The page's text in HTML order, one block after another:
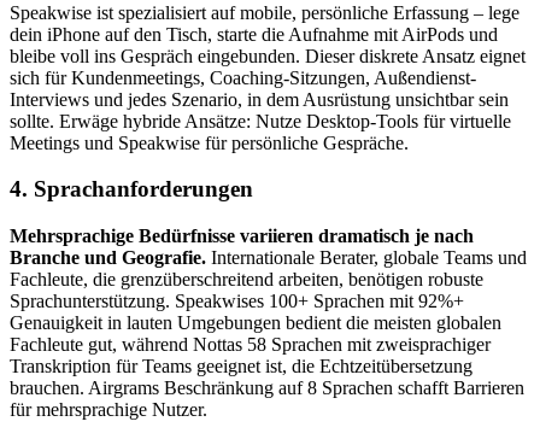
Speakwise ist spezialisiert auf mobile, persönliche Erfassung – lege
dein iPhone auf den Tisch, starte die Aufnahme mit AirPods und
bleibe voll ins Gespräch eingebunden. Dieser diskrete Ansatz eignet
sich für Kundenmeetings, Coaching-Sitzungen, Außendienst-
Interviews und jedes Szenario, in dem Ausrüstung unsichtbar sein
sollte. Erwäge hybride Ansätze: Nutze Desktop-Tools für virtuelle
Meetings und Speakwise für persönliche Gespräche.
4. Sprachanforderungen
Mehrsprachige Bedürfnisse variieren dramatisch je nach
Branche und Geografie. Internationale Berater, globale Teams und
Fachleute, die grenzüberschreitend arbeiten, benötigen robuste
Sprachunterstützung. Speakwises 100+ Sprachen mit 92%+
Genauigkeit in lauten Umgebungen bedient die meisten globalen
Fachleute gut, während Nottas 58 Sprachen mit zweisprachiger
Transkription für Teams geeignet ist, die Echtzeitübersetzung
brauchen. Airgrams Beschränkung auf 8 Sprachen schafft Barrieren
für mehrsprachige Nutzer.